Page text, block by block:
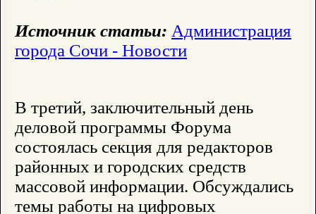
Источник статьи: Администрация
города Сочи - Новости
В третий, заключительный день
деловой программы Форума
состоялась секция для редакторов
районных и городских средств
массовой информации. Обсуждались
темы работы на цифровых